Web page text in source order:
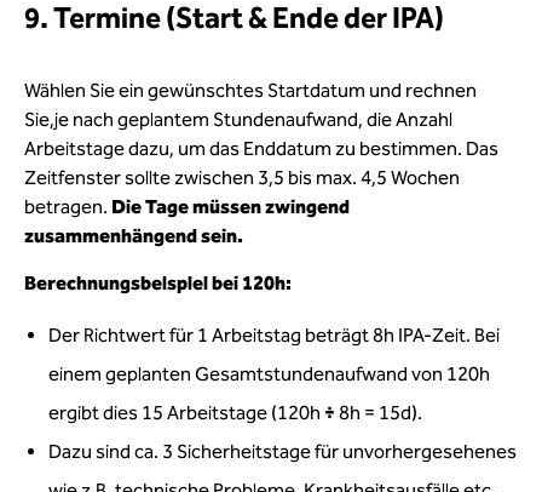
9. Termine (Start & Ende der IPA)
Wählen Sie ein gewünschtes Startdatum und rechnen
Sie,je nach geplantem Stundenaufwand, die Anzahl
Arbeitstage dazu, um das Enddatum zu bestimmen. Das
Zeitfenster sollte zwischen 3,5 bis max. 4,5 Wochen
betragen. Die Tage müssen zwingend
zusammenhängend sein.
Berechnungsbelsplel bei 120h:
Der Richtwert für 1 Arbeitstag beträgt 8h IPA-Zeit. Bei
einem geplanten Gesamtstundenaufwand von 120h
ergibt dies 15 Arbeitstage (120h ÷ 8h = 15d).
Dazu sind ca. 3 Sicherheitstage für unvorhergesehenes